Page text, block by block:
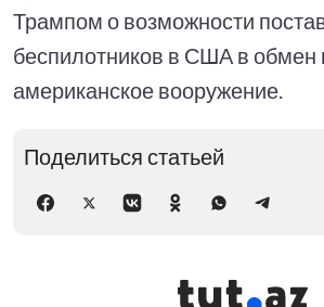
Трампом о возможности
беспилотников в США в обмен
американское вооружение.
Поделиться статьей